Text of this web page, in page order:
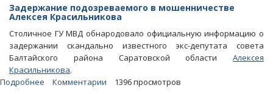
очень
наказала
зама
Сидорова
за
пьяную
Задержание подозреваемого в мошенничестве
Алексея Красильникова
Столичное ГУ МВД обнародовало официальную информацию о
задержании скандально известного экс-депутата совета
Балтайского района Саратовской области Алексея
Красильникова.
Подробнее
Комментарии 1396 просмотров